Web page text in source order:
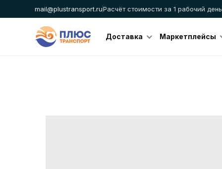
mail@plustransport.ruРасчёт стоимости за 1 рабочий день
Доставка Маркетплейсы